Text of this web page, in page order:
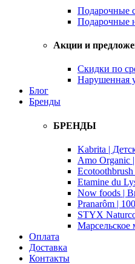
Подарочные
Подарочные
Акции и
Скидки по
Нарушенная
Блог
Бренды
БРЕНДЫ
Kabrita |
Amo Organic
Etamine du
Now foods |
Pranarôm |
STYX
Марсельское
Оплата
Доставка
Контакты